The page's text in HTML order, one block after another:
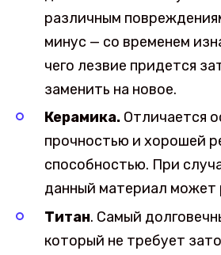
различным
минус — со временем
чего лезвие придется
заменить на новое.
Керамика. Отличается
прочностью и хорошей
способностью. При
данный материал может
Титан. Самый
который не требует